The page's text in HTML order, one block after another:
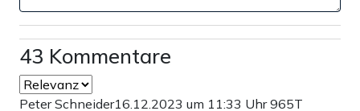
43 Kommentare
Peter Schneider16.12.2023 um 11:33 Uhr965T